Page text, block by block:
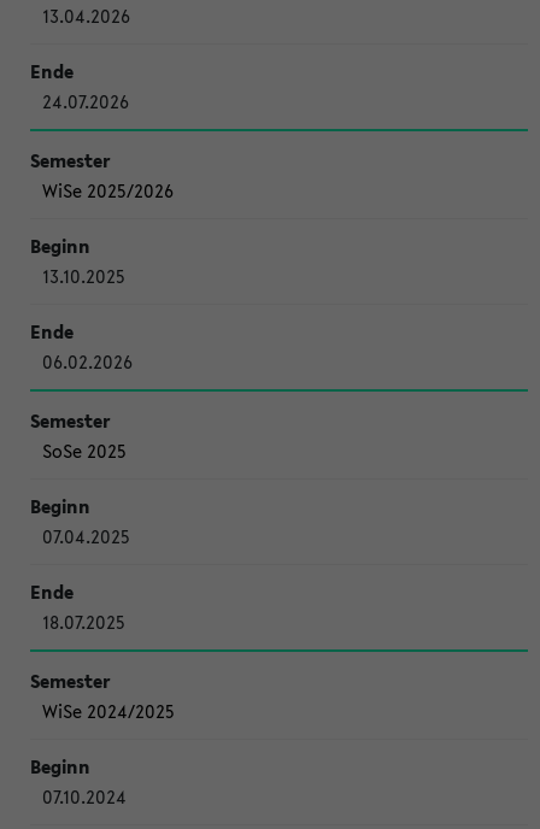
13.04.2026
24.07.2026
WiSe 2025/2026
13.10.2025
06.02.2026
SoSe 2025
07.04.2025
18.07.2025
WiSe 2024/2025
07.10.2024